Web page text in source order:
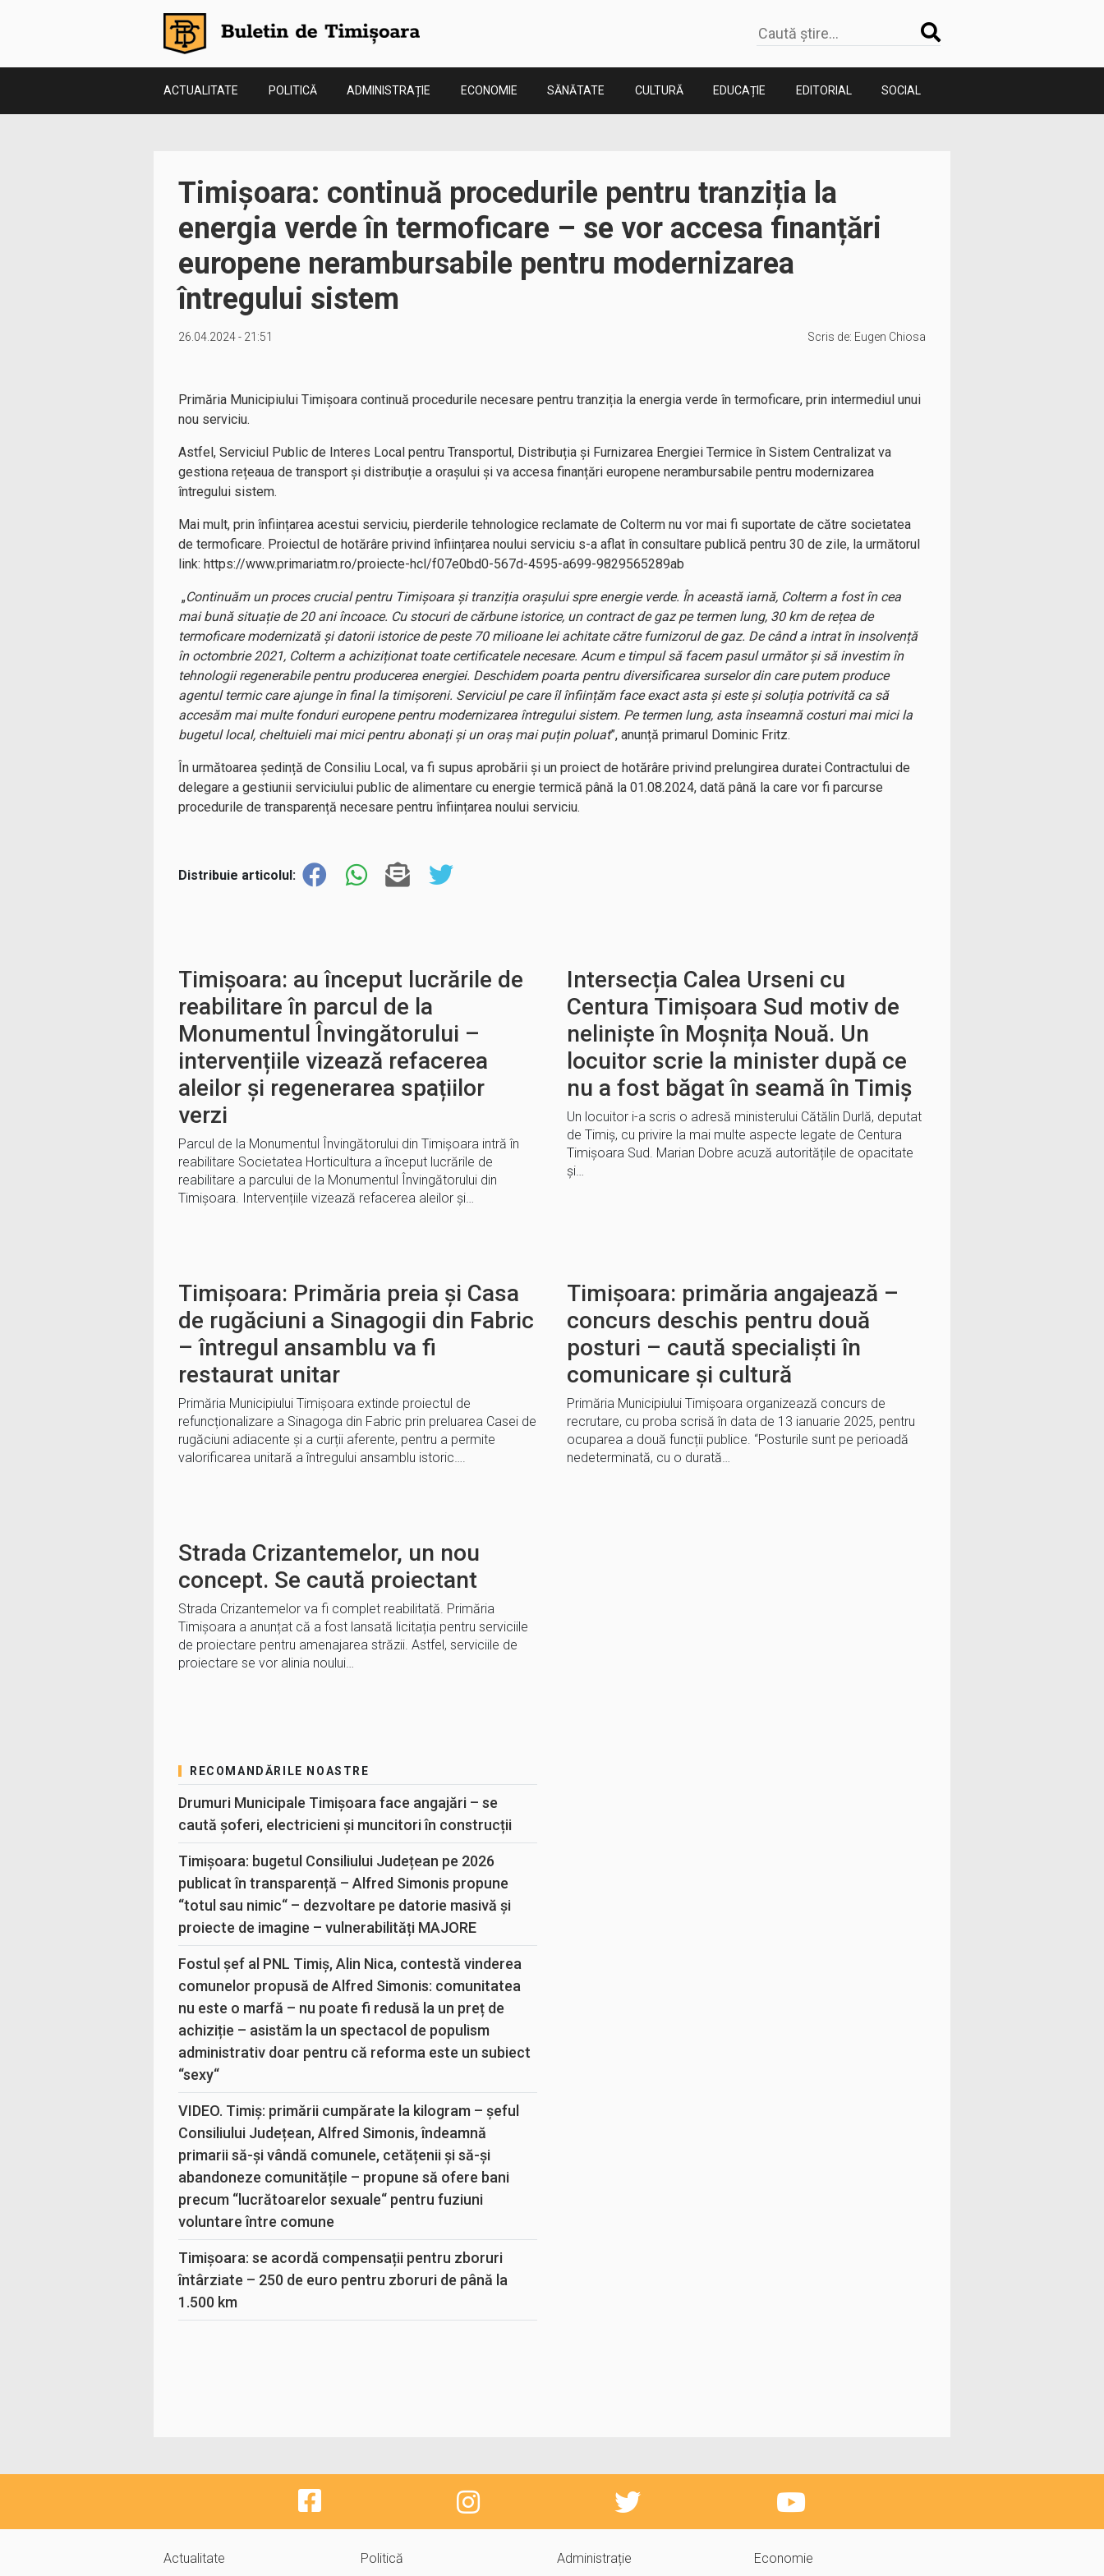
ACTUALITATE POLITICĂ ADMINISTRAȚIE ECONOMIE SĂNĂTATE CULTURĂ EDUCAȚIE EDITORIAL SOCIAL
Timișoara: continuă procedurile pentru tranziția la
energia verde în termoficare – se vor accesa finanțări
europene nerambursabile pentru modernizarea
întregului sistem
26.04.2024 - 21:51 Scris de: Eugen Chiosa
Primăria Municipiului Timișoara continuă procedurile necesare pentru tranziția la energia verde în termoficare, prin intermediul unui
nou serviciu.
Astfel, Serviciul Public de Interes Local pentru Transportul, Distribuția și Furnizarea Energiei Termice în Sistem Centralizat va
gestiona rețeaua de transport și distribuție a orașului și va accesa finanțări europene nerambursabile pentru modernizarea
întregului sistem.
Mai mult, prin înființarea acestui serviciu, pierderile tehnologice reclamate de Colterm nu vor mai fi suportate de către societatea
de termoficare. Proiectul de hotărâre privind înființarea noului serviciu s-a aflat în consultare publică pentru 30 de zile, la următorul
link: https://www.primariatm.ro/proiecte-hcl/f07e0bd0-567d-4595-a699-9829565289ab
„Continuăm un proces crucial pentru Timișoara și tranziția orașului spre energie verde. În această iarnă, Colterm a fost în cea
mai bună situație de 20 ani încoace. Cu stocuri de cărbune istorice, un contract de gaz pe termen lung, 30 km de rețea de
termoficare modernizată și datorii istorice de peste 70 milioane lei achitate către furnizorul de gaz. De când a intrat în insolvență
în octombrie 2021, Colterm a achiziționat toate certificatele necesare. Acum e timpul să facem pasul următor și să investim în
tehnologii regenerabile pentru producerea energiei. Deschidem poarta pentru diversificarea surselor din care putem produce
agentul termic care ajunge în final la timișoreni. Serviciul pe care îl înființăm face exact asta și este și soluția potrivită ca să
accesăm mai multe fonduri europene pentru modernizarea întregului sistem. Pe termen lung, asta înseamnă costuri mai mici la
bugetul local, cheltuieli mai mici pentru abonați și un oraș mai puțin poluat”, anunță primarul Dominic Fritz.
În următoarea ședință de Consiliu Local, va fi supus aprobării și un proiect de hotărâre privind prelungirea duratei Contractului de
delegare a gestiunii serviciului public de alimentare cu energie termică până la 01.08.2024, dată până la care vor fi parcurse
procedurile de transparență necesare pentru înființarea noului serviciu.
Distribuie articolul:
Timișoara: au început lucrările de
reabilitare în parcul de la
Monumentul Învingătorului –
intervențiile vizează refacerea
aleilor și regenerarea spațiilor
verzi
Parcul de la Monumentul Învingătorului din Timișoara intră în
reabilitare Societatea Horticultura a început lucrările de
reabilitare a parcului de la Monumentul Învingătorului din
Timișoara. Intervențiile vizează refacerea aleilor și…
Intersecția Calea Urseni cu
Centura Timișoara Sud motiv de
neliniște în Moșnița Nouă. Un
locuitor scrie la minister după ce
nu a fost băgat în seamă în Timiș
Un locuitor i-a scris o adresă ministerului Cătălin Durlă, deputat
de Timiș, cu privire la mai multe aspecte legate de Centura
Timișoara Sud. Marian Dobre acuză autoritățile de opacitate
și…
Timișoara: Primăria preia și Casa
de rugăciuni a Sinagogii din Fabric
– întregul ansamblu va fi
restaurat unitar
Primăria Municipiului Timișoara extinde proiectul de
refuncționalizare a Sinagoga din Fabric prin preluarea Casei de
rugăciuni adiacente și a curții aferente, pentru a permite
valorificarea unitară a întregului ansamblu istoric….
Timișoara: primăria angajează –
concurs deschis pentru două
posturi – caută specialiști în
comunicare și cultură
Primăria Municipiului Timișoara organizează concurs de
recrutare, cu proba scrisă în data de 13 ianuarie 2025, pentru
ocuparea a două funcții publice. “Posturile sunt pe perioadă
nedeterminată, cu o durată…
Strada Crizantemelor, un nou
concept. Se caută proiectant
Strada Crizantemelor va fi complet reabilitată. Primăria
Timișoara a anunțat că a fost lansată licitația pentru serviciile
de proiectare pentru amenajarea străzii. Astfel, serviciile de
proiectare se vor alinia noului…
RECOMANDĂRILE NOASTRE
Drumuri Municipale Timișoara face angajări – se
caută șoferi, electricieni și muncitori în construcții
Timișoara: bugetul Consiliului Județean pe 2026
publicat în transparență – Alfred Simonis propune
“totul sau nimic“ – dezvoltare pe datorie masivă și
proiecte de imagine – vulnerabilități MAJORE
Fostul șef al PNL Timiș, Alin Nica, contestă vinderea
comunelor propusă de Alfred Simonis: comunitatea
nu este o marfă – nu poate fi redusă la un preț de
achiziție – asistăm la un spectacol de populism
administrativ doar pentru că reforma este un subiect
“sexy“
VIDEO. Timiș: primării cumpărate la kilogram – șeful
Consiliului Județean, Alfred Simonis, îndeamnă
primarii să-și vândă comunele, cetățenii și să-și
abandoneze comunitățile – propune să ofere bani
precum “lucrătoarelor sexuale“ pentru fuziuni
voluntare între comune
Timișoara: se acordă compensații pentru zboruri
întârziate – 250 de euro pentru zboruri de până la
1.500 km
Actualitate Politică Administrație Economie